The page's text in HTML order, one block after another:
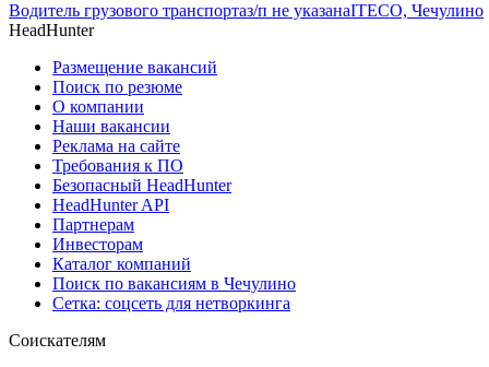
Водитель грузового транспортаз/п не указанаITECO, Чечулино
HeadHunter
Размещение вакансий
Поиск по резюме
О компании
Наши вакансии
Реклама на сайте
Требования к ПО
Безопасный HeadHunter
HeadHunter API
Партнерам
Инвесторам
Каталог компаний
Поиск по вакансиям в Чечулино
Сетка: соцсеть для нетворкинга
Соискателям